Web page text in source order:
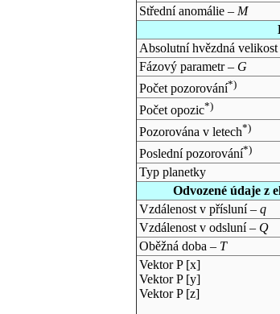
Střední anomálie – M
Absolutní hvězdná velikost
Fázový parametr – G
Počet pozorování*)
Počet opozic*)
Pozorována v letech*)
Poslední pozorování*)
Typ planetky
Odvozené údaje z
Vzdálenost v přísluní – q
Vzdálenost v odsluní – Q
Oběžná doba – T
Vektor P [x]
Vektor P [y]
Vektor P [z]